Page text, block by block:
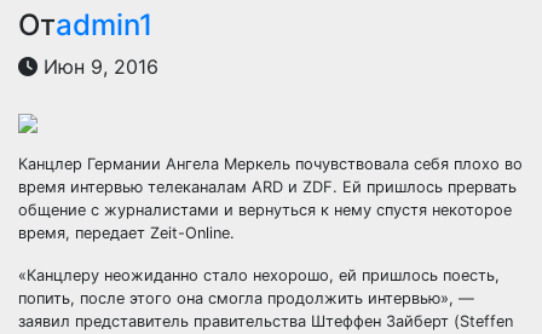
Отadmin1
Июн 9, 2016
Канцлер Германии Ангела Меркель почувствовала себя плохо во
время интервью телеканалам ARD и ZDF. Ей пришлось прервать
общение с журналистами и вернуться к нему спустя некоторое
время, передает Zeit-Online.
«Канцлеру неожиданно стало нехорошо, ей пришлось поесть,
попить, после этого она смогла продолжить интервью», —
заявил представитель правительства Штеффен Зайберт (Steffen